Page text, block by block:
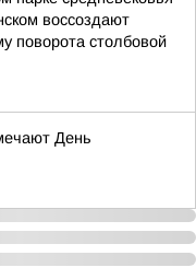
воссоздают
поворота столбовой
День